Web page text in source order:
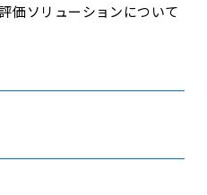
価ソリューションについて